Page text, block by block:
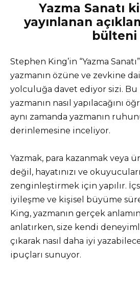
Yazma Sanatı
yayınlanan
bülteni
Stephen King’in “Yazma
yazmanın özüne ve zevkine
yolculuğa davet ediyor sizi. Bu
yazmanın nasıl yapılacağını
aynı zamanda yazmanın
derinlemesine inceliyor.
Yazmak, para kazanmak veya
değil, hayatınızı ve
zenginleştirmek için yapılır.
iyileşme ve kişisel büyüme
King, yazmanın gerçek
anlatırken, size kendi
çıkarak nasıl daha iyi
ipuçları sunuyor.